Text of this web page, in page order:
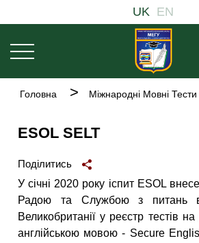
до
основного
вмісту
навіґація
UK EN
Рядок
Головна Міжнародні Мовні Тести
ESOL SELT
Поділитись
У січні 2020 року іспит ESOL
Радою та Службою з питань
Великобританії у реєстр тестів
англійською мовою - Secure